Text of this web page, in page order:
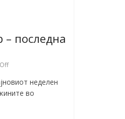
последна
неделен
во